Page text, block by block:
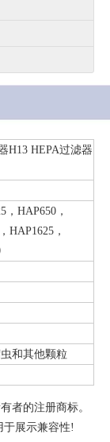
H13 HEPA过滤器
，HAP650，
HAP1625，
和其他颗粒
者的注册商标。
于展示兼容性!